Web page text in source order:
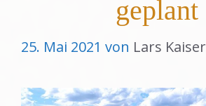
geplant
25. Mai 2021 von Lars Kaiser